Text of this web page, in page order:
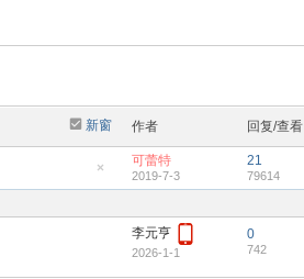
新窗 作者 回复/查看
藏
顶
可蕾特
2019-7-3
21
79614
李元亨
2026-1-1
0
742